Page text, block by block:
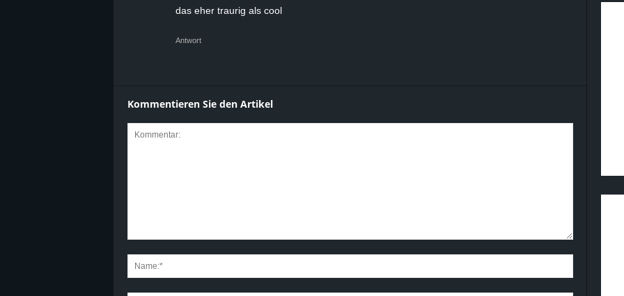
das eher traurig als cool
Antwort
Kommentieren Sie den Artikel